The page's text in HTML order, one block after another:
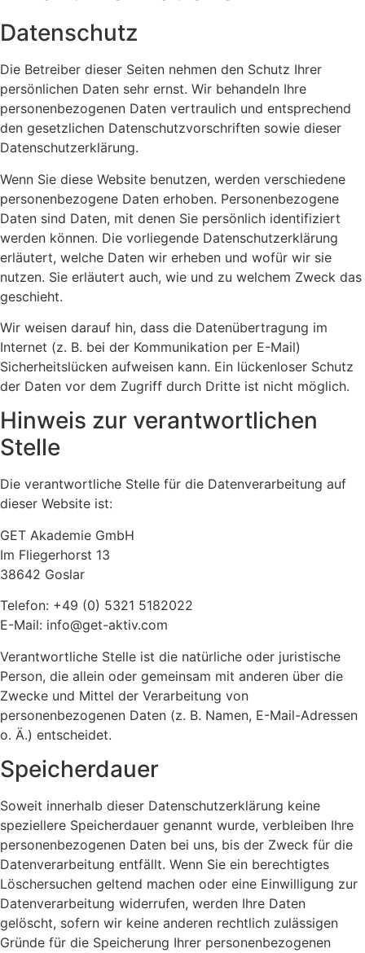
Datenschutz
Die Betreiber dieser Seiten nehmen den Schutz Ihrer
persönlichen Daten sehr ernst. Wir behandeln Ihre
personenbezogenen Daten vertraulich und entsprechend
den gesetzlichen Datenschutzvorschriften sowie dieser
Datenschutzerklärung.
Wenn Sie diese Website benutzen, werden verschiedene
personenbezogene Daten erhoben. Personenbezogene
Daten sind Daten, mit denen Sie persönlich identifiziert
werden können. Die vorliegende Datenschutzerklärung
erläutert, welche Daten wir erheben und wofür wir sie
nutzen. Sie erläutert auch, wie und zu welchem Zweck das
geschieht.
Wir weisen darauf hin, dass die Datenübertragung im
Internet (z. B. bei der Kommunikation per E-Mail)
Sicherheitslücken aufweisen kann. Ein lückenloser Schutz
der Daten vor dem Zugriff durch Dritte ist nicht möglich.
Hinweis zur verantwortlichen
Stelle
Die verantwortliche Stelle für die Datenverarbeitung auf
dieser Website ist:
GET Akademie GmbH
Im Fliegerhorst 13
38642 Goslar
Telefon: +49 (0) 5321 5182022
E-Mail: info@get-aktiv.com
Verantwortliche Stelle ist die natürliche oder juristische
Person, die allein oder gemeinsam mit anderen über die
Zwecke und Mittel der Verarbeitung von
personenbezogenen Daten (z. B. Namen, E-Mail-Adressen
o. Ä.) entscheidet.
Speicherdauer
Soweit innerhalb dieser Datenschutzerklärung keine
speziellere Speicherdauer genannt wurde, verbleiben Ihre
personenbezogenen Daten bei uns, bis der Zweck für die
Datenverarbeitung entfällt. Wenn Sie ein berechtigtes
Löschersuchen geltend machen oder eine Einwilligung zur
Datenverarbeitung widerrufen, werden Ihre Daten
gelöscht, sofern wir keine anderen rechtlich zulässigen
Gründe für die Speicherung Ihrer personenbezogenen